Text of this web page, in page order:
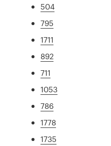
504
795
1711
892
711
1053
786
1778
1735